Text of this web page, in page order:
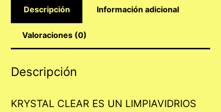
Descripción Información adicional
Valoraciones (0)
Descripción
KRYSTAL CLEAR ES UN LIMPIAVIDRIOS